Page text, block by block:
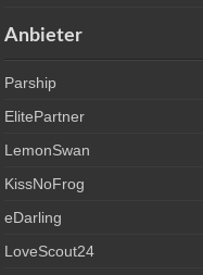
Anbieter
Parship
ElitePartner
LemonSwan
KissNoFrog
eDarling
LoveScout24